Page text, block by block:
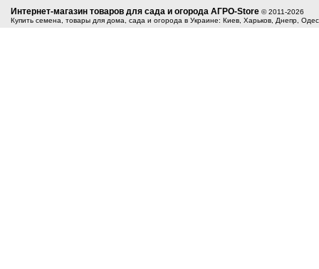
Интернет-магазин товаров для сада и огорода АГРО-Store © 2011-2026
Купить семена, товары для дома, сада и огорода в Украине: Киев, Харьков, Днепр,